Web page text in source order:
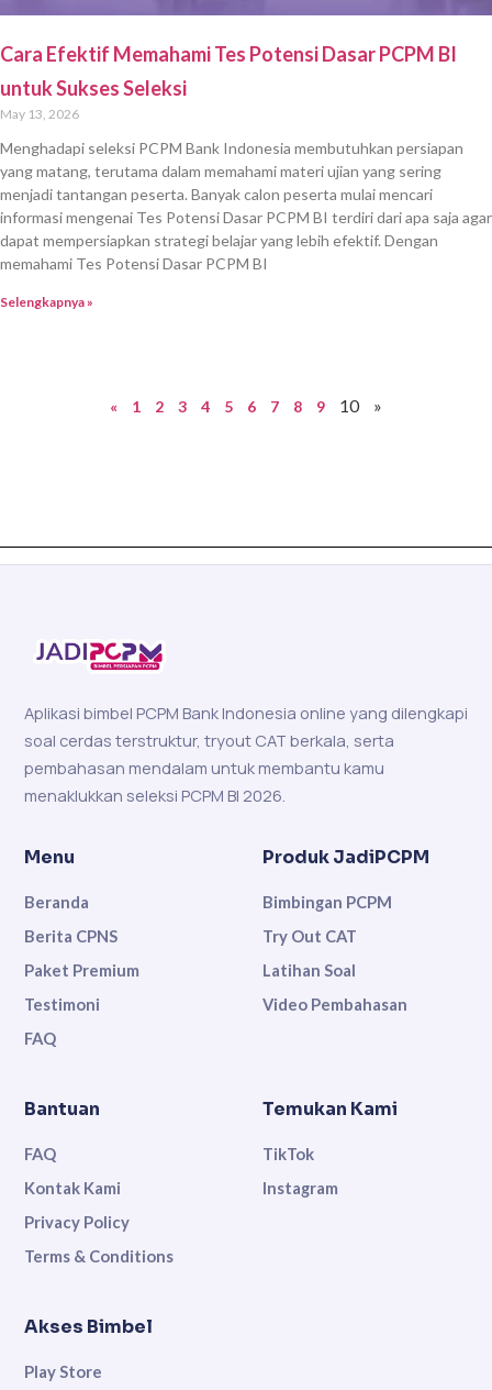
Cara Efektif Memahami Tes Potensi Dasar PCPM BI
untuk Sukses Seleksi
May 13, 2026
Menghadapi seleksi PCPM Bank Indonesia membutuhkan persiapan
yang matang, terutama dalam memahami materi ujian yang sering
menjadi tantangan peserta. Banyak calon peserta mulai mencari
informasi mengenai Tes Potensi Dasar PCPM BI terdiri dari apa saja agar
dapat mempersiapkan strategi belajar yang lebih efektif. Dengan
memahami Tes Potensi Dasar PCPM BI
Selengkapnya »
« 1 2 3 4 5 6 7 8 9 10 »
Aplikasi bimbel PCPM Bank Indonesia online yang dilengkapi
soal cerdas terstruktur, tryout CAT berkala, serta
pembahasan mendalam untuk membantu kamu
menaklukkan seleksi PCPM BI 2026.
Menu
Beranda
Berita CPNS
Paket Premium
Testimoni
FAQ
Produk JadiPCPM
Bimbingan PCPM
Try Out CAT
Latihan Soal
Video Pembahasan
Bantuan
FAQ
Kontak Kami
Privacy Policy
Terms & Conditions
Temukan Kami
TikTok
Instagram
Akses Bimbel
Play Store